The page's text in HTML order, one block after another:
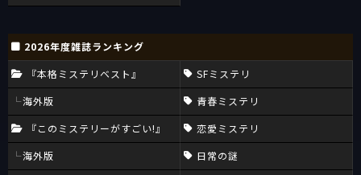
2026年度雑誌ランキング
『本格ミステリベスト』
海外版
『このミステリーがすごい!』
海外版
SFミステリ
青春ミステリ
恋愛ミステリ
日常の謎